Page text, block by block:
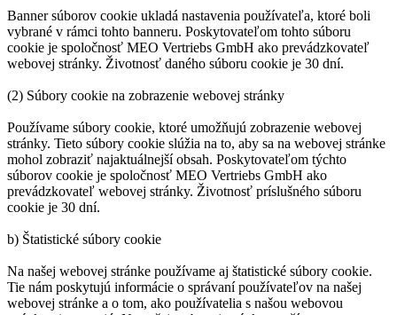
Banner súborov cookie ukladá nastavenia používateľa, ktoré boli
vybrané v rámci tohto banneru. Poskytovateľom tohto súboru
cookie je spoločnosť MEO Vertriebs GmbH ako prevádzkovateľ
webovej stránky. Životnosť daného súboru cookie je 30 dní.
(2) Súbory cookie na zobrazenie webovej stránky
Používame súbory cookie, ktoré umožňujú zobrazenie webovej
stránky. Tieto súbory cookie slúžia na to, aby sa na webovej stránke
mohol zobraziť najaktuálnejší obsah. Poskytovateľom týchto
súborov cookie je spoločnosť MEO Vertriebs GmbH ako
prevádzkovateľ webovej stránky. Životnosť príslušného súboru
cookie je 30 dní.
b) Štatistické súbory cookie
Na našej webovej stránke používame aj štatistické súbory cookie.
Tie nám poskytujú informácie o správaní používateľov na našej
webovej stránke a o tom, ako používatelia s našou webovou